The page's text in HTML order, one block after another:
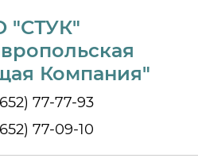
"СТУК"
Компания"
77-77-93
77-09-10